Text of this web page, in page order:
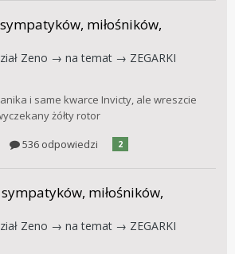
miłośników,
Zeno → na temat → ZEGARKI
i same kwarce Invicty, ale wreszcie
żółty rotor
536 odpowiedzi 2
miłośników,
Zeno → na temat → ZEGARKI